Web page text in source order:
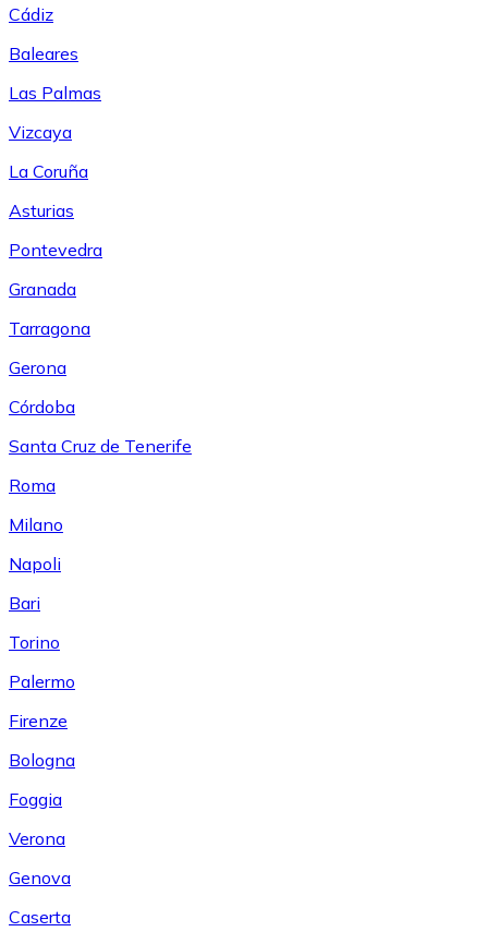
Cádiz
Baleares
Las Palmas
Vizcaya
La Coruña
Asturias
Pontevedra
Granada
Tarragona
Gerona
Córdoba
Santa Cruz de Tenerife
Roma
Milano
Napoli
Bari
Torino
Palermo
Firenze
Bologna
Foggia
Verona
Genova
Caserta